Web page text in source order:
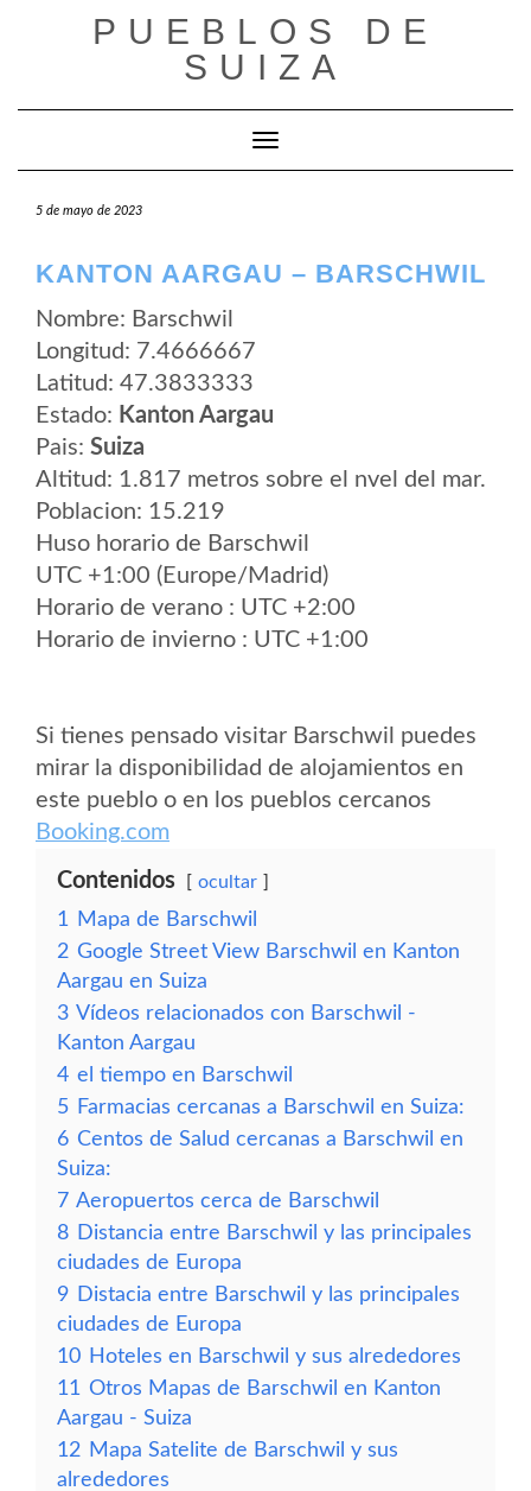
PUEBLOS DE
SUIZA
Cambiar modo de navegación
5 de mayo de 2023
KANTON AARGAU – BARSCHWIL
Nombre: Barschwil
Longitud: 7.4666667
Latitud: 47.3833333
Estado: Kanton Aargau
Pais: Suiza
Altitud: 1.817 metros sobre el nvel del mar.
Poblacion: 15.219
Huso horario de Barschwil
UTC +1:00 (Europe/Madrid)
Horario de verano : UTC +2:00
Horario de invierno : UTC +1:00
Si tienes pensado visitar Barschwil puedes
mirar la disponibilidad de alojamientos en
este pueblo o en los pueblos cercanos
Booking.com
Contenidos ocultar
1
Mapa de Barschwil
2 Google Street View Barschwil en Kanton
Aargau en Suiza
3 Vídeos relacionados con Barschwil -
Kanton Aargau
4 el tiempo en Barschwil
5 Farmacias cercanas a Barschwil en Suiza:
6 Centos de Salud cercanas a Barschwil en
Suiza:
7 Aeropuertos cerca de Barschwil
8 Distancia entre Barschwil y las principales
ciudades de Europa
9 Distacia entre Barschwil y las principales
ciudades de Europa
10 Hoteles en Barschwil y sus alrededores
11 Otros Mapas de Barschwil en Kanton
Aargau - Suiza
12 Mapa Satelite de Barschwil y sus
alrededores